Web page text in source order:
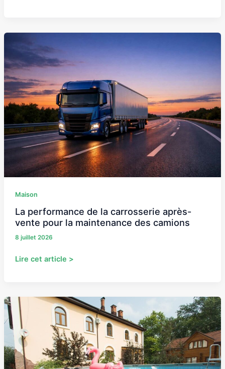
Maison
La performance de la carrosserie après-
vente pour la maintenance des camions
8 juillet 2026
performance
de
la
carrosserie
après-
vente
pour
la
maintenance
camions
Lire cet article >
Quel
type
de
piscine
choisir
pour